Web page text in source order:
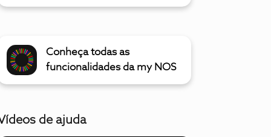
Conheça todas as
funcionalidades da my NOS
de ajuda